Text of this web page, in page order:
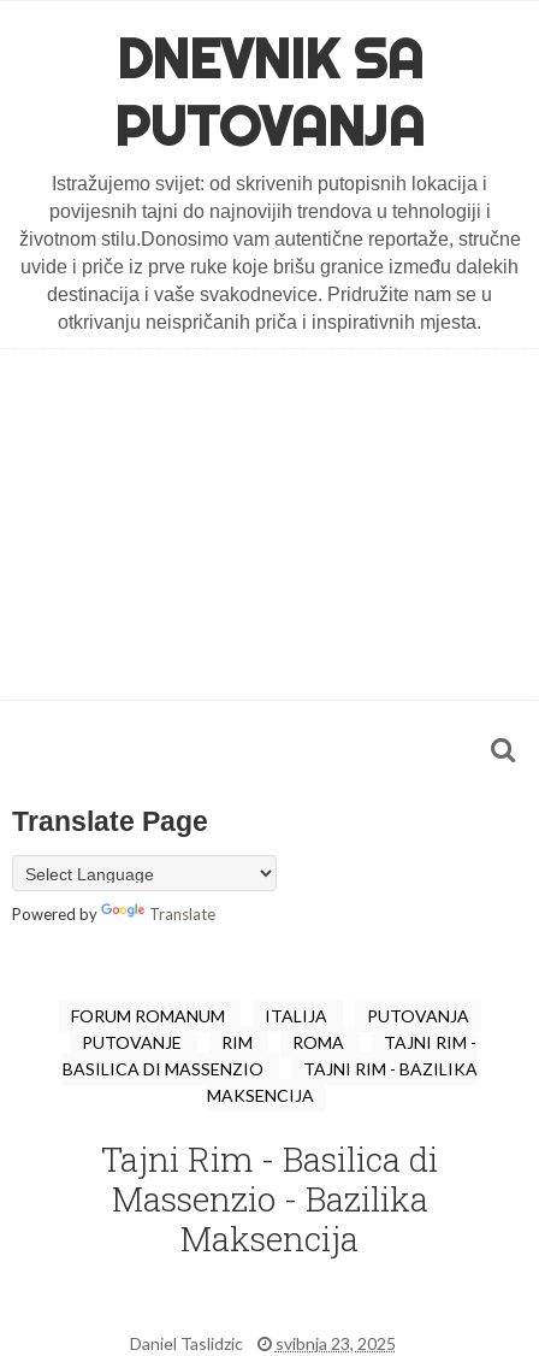
DNEVNIK SA
PUTOVANJA
Istražujemo svijet: od skrivenih putopisnih lokacija i
povijesnih tajni do najnovijih trendova u tehnologiji i
životnom stilu.Donosimo vam autentične reportaže, stručne
uvide i priče iz prve ruke koje brišu granice između dalekih
destinacija i vaše svakodnevice. Pridružite nam se u
otkrivanju neispričanih priča i inspirativnih mjesta.
Translate Page
Powered by Translate
FORUM ROMANUM ITALIJA
PUTOVANJA
PUTOVANJE
RIM ROMA
TAJNI RIM -
BASILICA DI MASSENZIO
TAJNI RIM - BAZILIKA
MAKSENCIJA
Tajni Rim - Basilica di
Massenzio - Bazilika
Maksencija
Daniel Taslidzic svibnja 23, 2025